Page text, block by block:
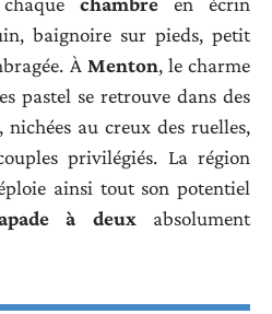
baignoire sur pieds, petit
À Menton, le charme
pastel se retrouve dans des
nichées au creux des ruelles,
privilégiés. La région
ainsi tout son potentiel
à deux absolument